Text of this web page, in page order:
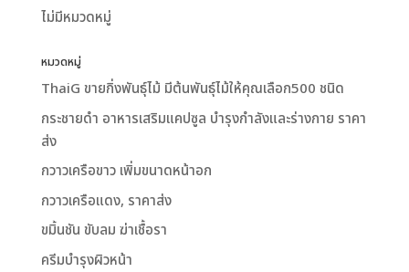
ไม่มีหมวดหมู่
หมวดหมู่
ThaiG ขายกิ่งพันธุ์ไม้ มีต้นพันธุ์ไม้ให้คุณเลือก500 ชนิด
กระชายดำ อาหารเสริมแคปซูล บำรุงกำลังและร่างกาย ราคา
ส่ง
กวาวเครือขาว เพิ่มขนาดหน้าอก
กวาวเครือแดง, ราคาส่ง
ขมิ้นชัน ขับลม ฆ่าเชื้อรา
ครีมบำรุงผิวหน้า